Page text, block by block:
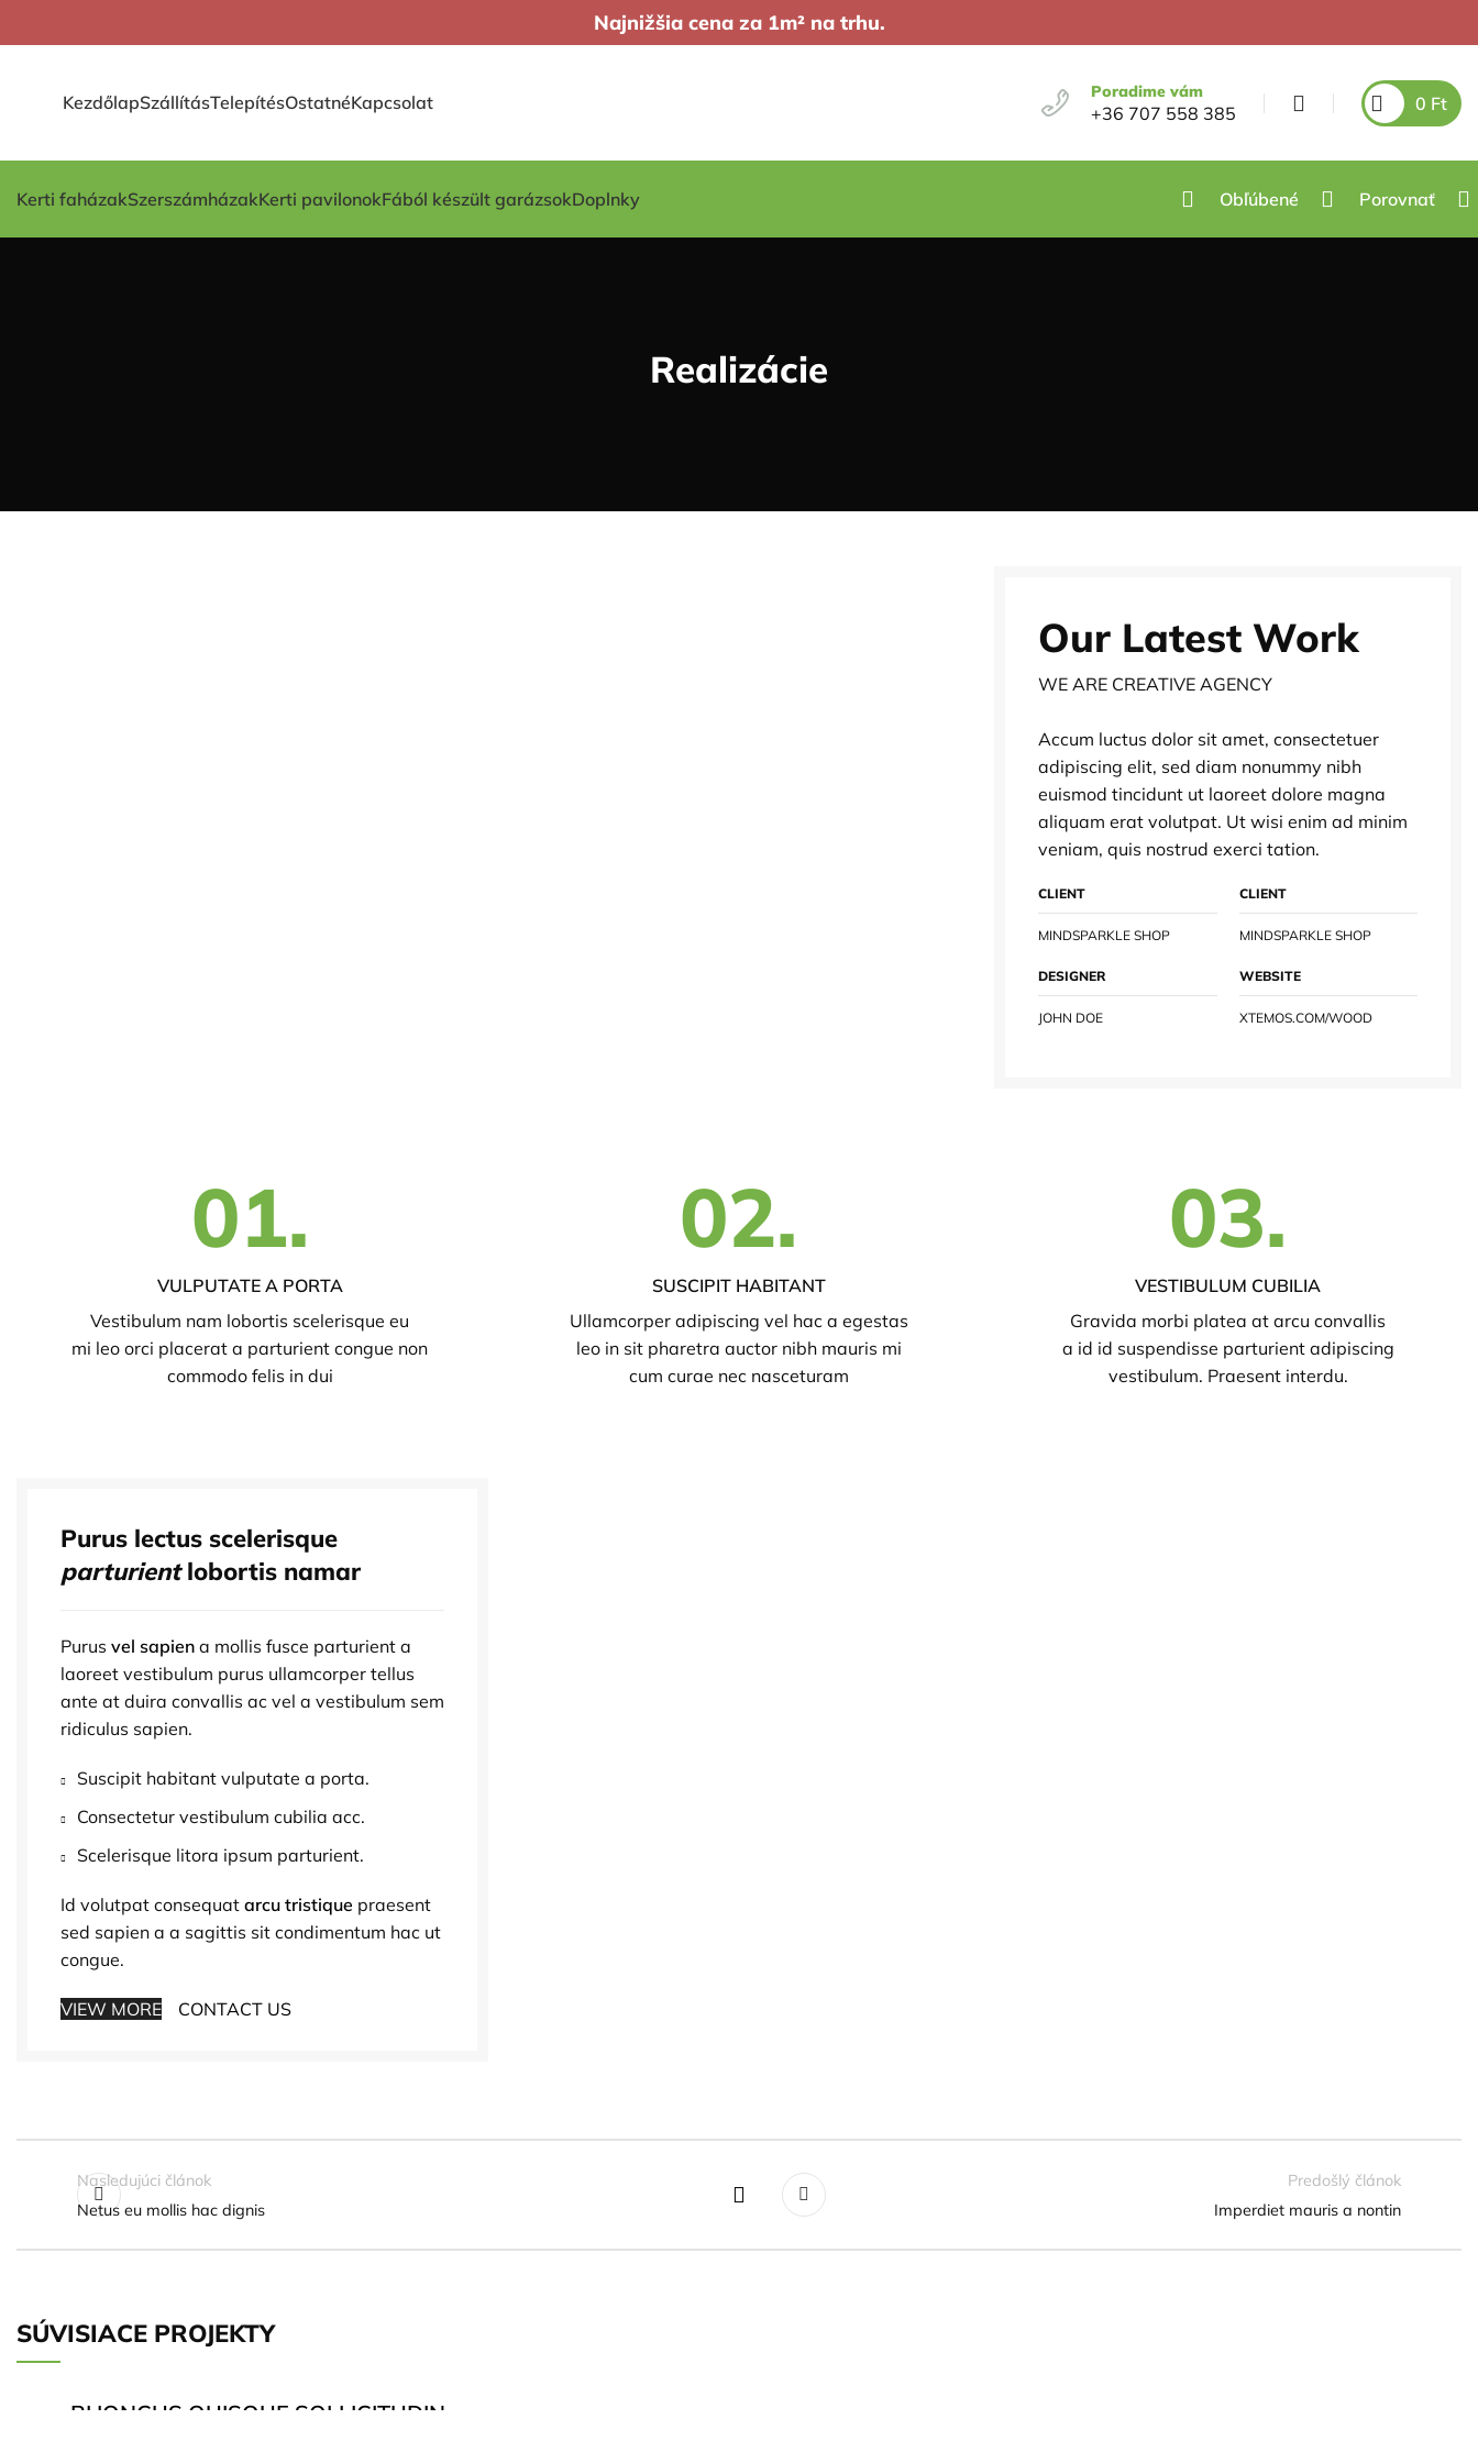
Najnižšia cena za 1m² na trhu.
KezdőlapSzállításTelepítésOstatnéKapcsolat
Poradime vám
+36 707 558 385 0 Ft
Kerti faházakSzerszámházakKerti pavilonokFából készült garázsokDoplnky Obľúbené Porovnať
Realizácie
Our Latest Work
WE ARE CREATIVE AGENCY
Accum luctus dolor sit amet, consectetuer
adipiscing elit, sed diam nonummy nibh
euismod tincidunt ut laoreet dolore magna
aliquam erat volutpat. Ut wisi enim ad minim
veniam, quis nostrud exerci tation.
CLIENT
MINDSPARKLE SHOP
CLIENT
MINDSPARKLE SHOP
DESIGNER
JOHN DOE
WEBSITE
XTEMOS.COM/WOOD
01.
VULPUTATE A PORTA
Vestibulum nam lobortis scelerisque eu
mi leo orci placerat a parturient congue non
commodo felis in dui
02.
SUSCIPIT HABITANT
Ullamcorper adipiscing vel hac a egestas
leo in sit pharetra auctor nibh mauris mi
cum curae nec nasceturam
03.
VESTIBULUM CUBILIA
Gravida morbi platea at arcu convallis
a id id suspendisse parturient adipiscing
vestibulum. Praesent interdu.
Purus lectus scelerisque
parturientlobortis namar
Purus vel sapien a mollis fusce parturient a
laoreet vestibulum purus ullamcorper tellus
ante at duira convallis ac vel a vestibulum sem
ridiculus sapien.
Suscipit habitant vulputate a porta.
Consectetur vestibulum cubilia acc.
Scelerisque litora ipsum parturient.
Id volutpat consequat arcu tristique praesent
sed sapien a a sagittis sit condimentum hac ut
congue.
VIEW MORE CONTACT US
Nasledujúci článok
Netus eu mollis hac dignis
Predošlý článok
Imperdiet mauris a nontin
SÚVISIACE PROJEKTY
DECOR
RHONCUS QUISQUE SOLLICITUDIN